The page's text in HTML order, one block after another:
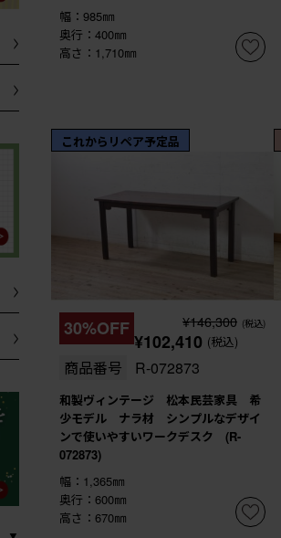
幅：985㎜
奥行：400㎜
高さ：1,710㎜
これからリペア予定品
30%OFF ¥146,300 (税込)
¥102,410 (税込)
商品番号 R-072873
和製ヴィンテージ 松本民芸家具 希
少モデル ナラ材 シンプルなデザイ
ンで使いやすいワークデスク (R-
072873)
幅：1,365㎜
奥行：600㎜
高さ：670㎜